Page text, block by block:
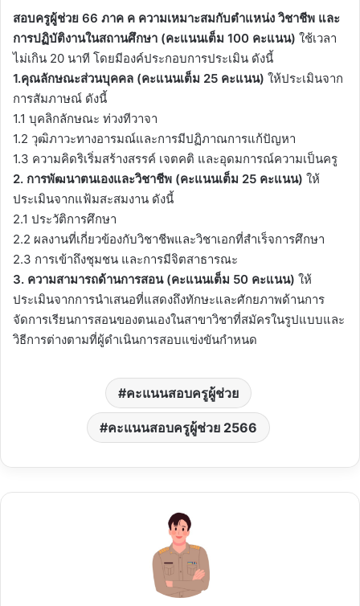
สอบครูผู้ช่วย 66 ภาค ค ความเหมาะสมกับตําแหน่ง วิชาชีพ และ
การปฏิบัติงานในสถานศึกษา (คะแนนเต็ม 100 คะแนน) ใช้เวลา
ไม่เกิน 20 นาที โดยมีองค์ประกอบการประเมิน ดังนี้
1.คุณลักษณะส่วนบุคคล (คะแนนเต็ม 25 คะแนน) ให้ประเมินจาก
การสัมภาษณ์ ดังนี้
1.1 บุคลิกลักษณะ ท่วงทีวาจา
1.2 วุฒิภาวะทางอารมณ์และการมีปฏิภาณการแก้ปัญหา
1.3 ความคิดริเริ่มสร้างสรรค์ เจตคติ และอุดมการณ์ความเป็นครู
2. การพัฒนาตนเองและวิชาชีพ (คะแนนเต็ม 25 คะแนน) ให้
ประเมินจากแฟ้มสะสมงาน ดังนี้
2.1 ประวัติการศึกษา
2.2 ผลงานที่เกี่ยวข้องกับวิชาชีพและวิชาเอกที่สําเร็จการศึกษา
2.3 การเข้าถึงชุมชน และการมีจิตสาธารณะ
3. ความสามารถด้านการสอน (คะแนนเต็ม 50 คะแนน) ให้
ประเมินจากการนําเสนอที่แสดงถึงทักษะและศักยภาพด้านการ
จัดการเรียนการสอนของตนเองในสาขาวิชาที่สมัครในรูปแบบและ
วิธีการต่างตามที่ผู้ดําเนินการสอบแข่งขันกําหนด
คะแนนสอบครูผู้ช่วย
คะแนนสอบครูผู้ช่วย 2566